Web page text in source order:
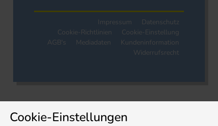
Impressum
Datenschutz
Cookie-Richtlinien
Cookie-Einstellung
AGB's
Mediadaten
Kundeninformation
Widerrufsrecht
Cookie-Einstellungen